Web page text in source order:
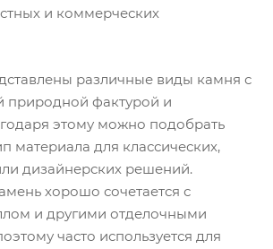
и коммерческих
различные виды камня с
природной фактурой и
этому можно подобрать
материала для классических,
дизайнерских решений.
хорошо сочетается с
и другими отделочными
часто используется для